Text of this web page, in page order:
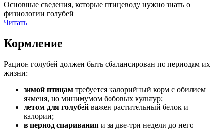
Основные сведения, которые птицеводу нужно знать о
физиологии голубей
Читать
Кормление
Рацион голубей должен быть сбалансирован по периодам их
жизни:
зимой птицам требуется калорийный корм с обилием
ячменя, но минимумом бобовых культур;
летом для голубей важен растительный белок и
калории;
в период спаривания и за две-три недели до него